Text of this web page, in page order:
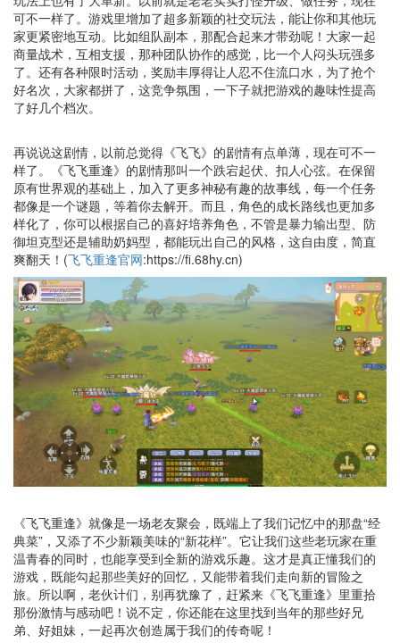
可不一样了。游戏里增加了超多新颖的社交玩法，能让你和其他玩
家更紧密地互动。比如组队副本，那配合起来才带劲呢！大家一起
商量战术，互相支援，那种团队协作的感觉，比一个人闷头玩强多
了。还有各种限时活动，奖励丰厚得让人忍不住流口水，为了抢个
好名次，大家都拼了，这竞争氛围，一下子就把游戏的趣味性提高
了好几个档次。
再说说这剧情，以前总觉得《飞飞》的剧情有点单薄，现在可不一
样了。《飞飞重逢》的剧情那叫一个跌宕起伏、扣人心弦。在保留
原有世界观的基础上，加入了更多神秘有趣的故事线，每一个任务
都像是一个谜题，等着你去解开。而且，角色的成长路线也更加多
样化了，你可以根据自己的喜好培养角色，不管是暴力输出型、防
御坦克型还是辅助奶妈型，都能玩出自己的风格，这自由度，简直
爽翻天！(飞飞重逢官网:https://fi.68hy.cn)
《飞飞重逢》就像是一场老友聚会，既端上了我们记忆中的那盘“经
典菜”，又添了不少新颖美味的“新花样”。它让我们这些老玩家在重
温青春的同时，也能享受到全新的游戏乐趣。这才是真正懂我们的
游戏，既能勾起那些美好的回忆，又能带着我们走向新的冒险之
旅。所以啊，老伙计们，别再犹豫了，赶紧来《飞飞重逢》里重拾
那份激情与感动吧！说不定，你还能在这里找到当年的那些好兄
弟、好姐妹，一起再次创造属于我们的传奇呢！